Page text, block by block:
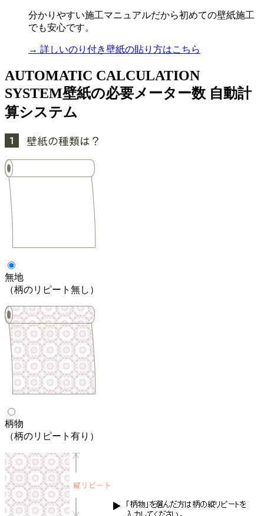
分かりやすい施工マニュアルだから初めての壁紙施工
でも安心です。
→ 詳しいのり付き壁紙の貼り方はこちら
AUTOMATIC CALCULATION
SYSTEM壁紙の必要メーター数 自動計
算システム
無地
（柄のリピート無し）
柄物
（柄のリピート有り）